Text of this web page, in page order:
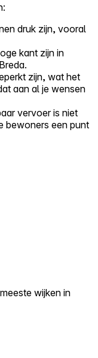
druk zijn, vooral
kant zijn in
zijn, wat het
aan al je wensen
vervoer is niet
bewoners een punt
wijken in